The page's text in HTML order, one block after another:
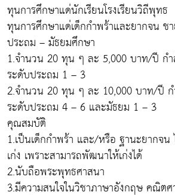
ทุนการศึกษาแด่นักเรียนโรงเรียนวิถีพุทธ
ทุนการศึกษาแด่เด็กกำพร้าและยากจน
ประถม – มัธยมศึกษา
1.จำนวน 20 ทุน ๆ ละ 5,000 บาท/ปี ก
ระดับประถม 1 – 3
2.จำนวน 20 ทุน ๆ ละ 10,000 บาท/ปี
ระดับประถม 4 – 6 และมัธยม 1 – 3
คุณสมบัติ
1.เป็นเด็กกำพร้า และ/หรือ ฐานะยากจน
เก่ง เพราะสามารถพัฒนาให้เก่งได้
2.นับถือพระพุทธศาสนา
3.มีความสนใจในวิชาภาษาอังกฤษ คณิต